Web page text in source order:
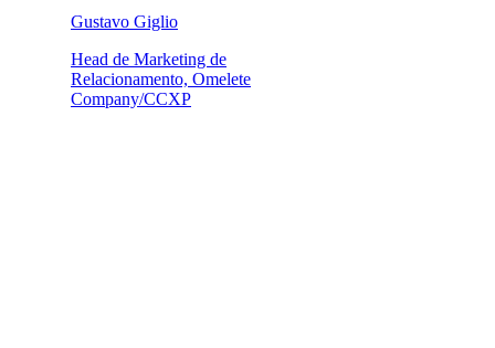
Gustavo Giglio
Head de Marketing de
Relacionamento, Omelete
Company/CCXP